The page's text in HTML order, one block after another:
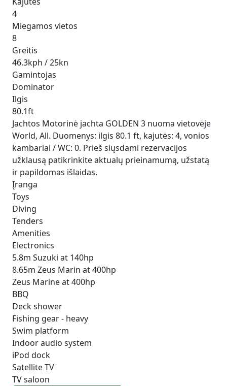
4
Miegamos vietos
8
Greitis
46.3kph / 25kn
Gamintojas
Dominator
Ilgis
80.1ft
Jachtos Motorinė jachta GOLDEN 3 nuoma vietovėje
World, All. Duomenys: ilgis 80.1 ft, kajutės: 4, vonios
kambariai / WC: 0. Prieš siųsdami rezervacijos
užklausą patikrinkite aktualų prieinamumą, užstatą
ir papildomas išlaidas.
Įranga
Toys
Diving
Tenders
Amenities
Electronics
5.8m Suzuki at 140hp
8.65m Zeus Marin at 400hp
Zeus Marine at 400hp
BBQ
Deck shower
Fishing gear - heavy
Swim platform
Indoor audio system
iPod dock
Satellite TV
TV saloon